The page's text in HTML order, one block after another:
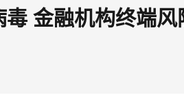
金融机构终端风